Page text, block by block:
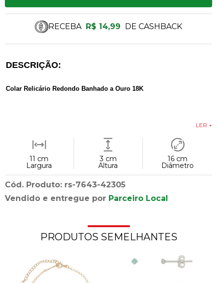
DESCRIÇÃO:
Colar Relicário Redondo Banhado a Ouro 18K
LER +
11 cm
Largura
3 cm
Altura
16 cm
Diâmetro
Cód. Produto: rs-7643-42305
Vendido e entregue por Parceiro Local
RECEBA R$ 14,99 DE CASHBACK
PRODUTOS SEMELHANTES